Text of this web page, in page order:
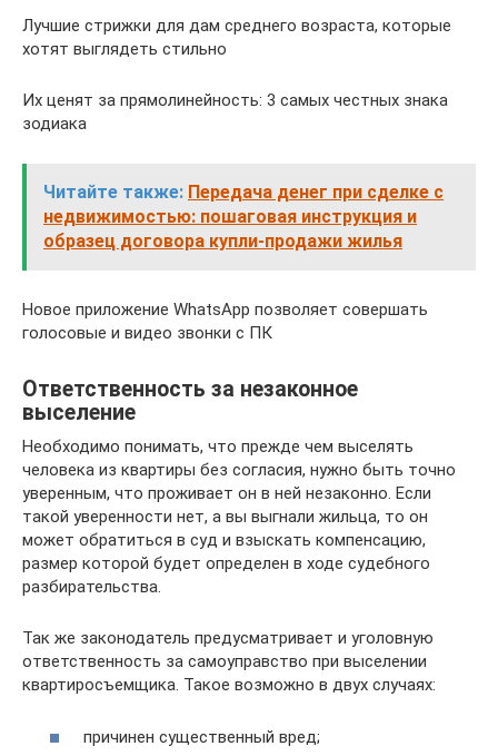
Лучшие стрижки для дам среднего возраста, которые
хотят выглядеть стильно
Их ценят за прямолинейность: 3 самых честных знака
зодиака
Читайте также: Передача денег при сделке с
недвижимостью: пошаговая инструкция и
образец договора купли-продажи жилья
Новое приложение WhatsApp позволяет совершать
голосовые и видео звонки с ПК
Ответственность за незаконное
выселение
Необходимо понимать, что прежде чем выселять
человека из квартиры без согласия, нужно быть точно
уверенным, что проживает он в ней незаконно. Если
такой уверенности нет, а вы выгнали жильца, то он
может обратиться в суд и взыскать компенсацию,
размер которой будет определен в ходе судебного
разбирательства.
Так же законодатель предусматривает и уголовную
ответственность за самоуправство при выселении
квартиросъемщика. Такое возможно в двух случаях:
причинен существенный вред;